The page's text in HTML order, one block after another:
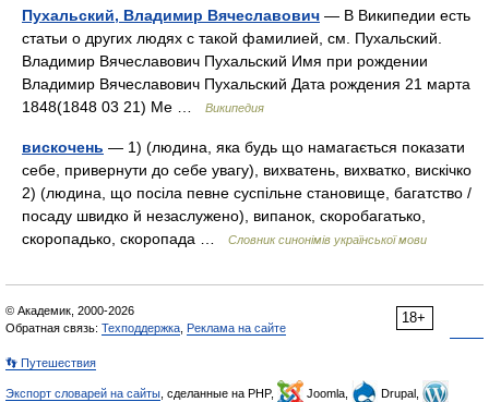
Пухальский, Владимир Вячеславович — В Википедии есть
статьи о других людях с такой фамилией, см. Пухальский.
Владимир Вячеславович Пухальский Имя при рождении
Владимир Вячеславович Пухальский Дата рождения 21 марта
1848(1848 03 21) Ме …
Википедия
вискочень — 1) (людина, яка будь що намагається показати
себе, привернути до себе увагу), вихватень, вихватко, вискічко
2) (людина, що посіла певне суспільне становище, багатство /
посаду швидко й незаслужено), випанок, скоробагатько,
скоропадько, скоропада …
Словник синонімів української мови
18+
© Академик, 2000-2026
Обратная связь: Техподдержка Реклама на сайте
👣 Путешествия
Экспорт словарей на сайты , сделанные на PHP, Joomla,
Drupal,